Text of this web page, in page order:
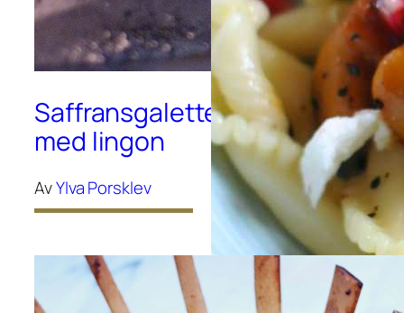
Saffransgalette
med lingon
AvYlva Porsklev